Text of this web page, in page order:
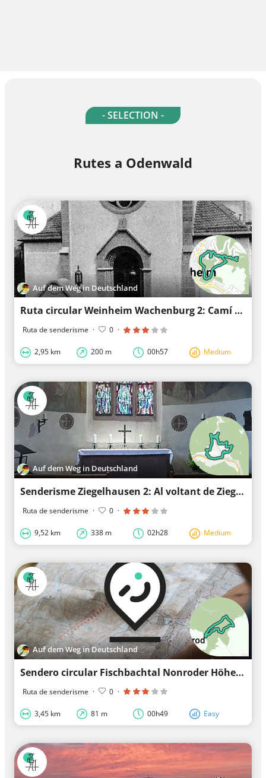
- SELECTION -
Rutes a Odenwald
Auf dem Weg in Deutschland
Ruta circular Weinheim Wachenburg 2: Camí Windeck
Ruta de senderisme · 0 ·
2,95 km 200 m 00h57 Medium
Auf dem Weg in Deutschland
Senderisme Ziegelhausen 2: Al voltant de Ziegelhausen
Ruta de senderisme · 0 ·
9,52 km 338 m 02h28 Medium
Auf dem Weg in Deutschland
Sendero circular Fischbachtal Nonroder Höhe 5 : Heilsruhe-Weg
Ruta de senderisme · 0 ·
3,45 km 81 m 00h49 Easy